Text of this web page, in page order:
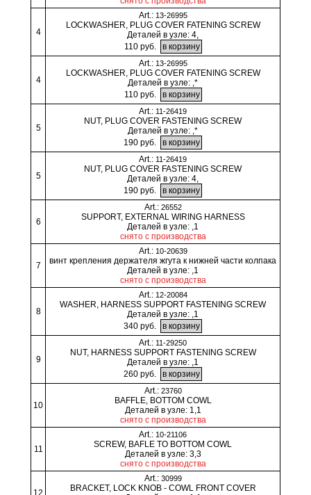
4
Art.: 13-26995
LOCKWASHER, PLUG COVER FATENING SCREW
Деталей в узле: 4,
110 руб.
4
Art.: 13-26995
LOCKWASHER, PLUG COVER FATENING SCREW
Деталей в узле: ,*
110 руб.
5
Art.: 11-26419
NUT, PLUG COVER FASTENING SCREW
Деталей в узле: ,*
190 руб.
5
Art.: 11-26419
NUT, PLUG COVER FASTENING SCREW
Деталей в узле: 4,
190 руб.
6
Art.: 26552
SUPPORT, EXTERNAL WIRING HARNESS
Деталей в узле: ,1
снято с производства
7
Art.: 10-20639
винт крепления держателя жгута к нижней части колпака
Деталей в узле: ,1
снято с производства
8
Art.: 12-20084
WASHER, HARNESS SUPPORT FASTENING SCREW
Деталей в узле: ,1
340 руб.
9
Art.: 11-29250
NUT, HARNESS SUPPORT FASTENING SCREW
Деталей в узле: ,1
260 руб.
10
Art.: 23760
BAFFLE, BOTTOM COWL
Деталей в узле: 1,1
снято с производства
11
Art.: 10-21106
SCREW, BAFLE TO BOTTOM COWL
Деталей в узле: 3,3
снято с производства
12
Art.: 30999
BRACKET, LOCK KNOB - COWL FRONT COVER